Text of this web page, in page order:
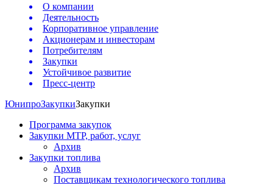
О компании
Деятельность
Корпоративное управление
Акционерам и инвесторам
Потребителям
Закупки
Устойчивое развитие
Пресс-центр
ЮнипроЗакупкиЗакупки
Программа закупок
Закупки МТР, работ, услуг
Архив
Закупки топлива
Архив
Поставщикам технологического топлива